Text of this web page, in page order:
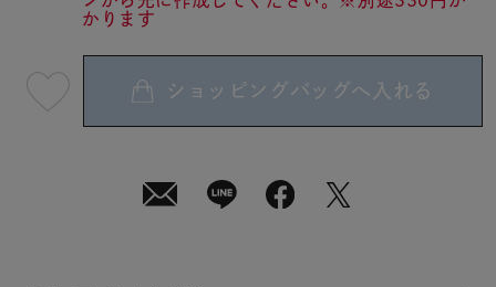
かります
08
ショッピングバッグへ入れる